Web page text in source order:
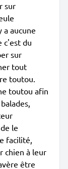
sur
a aucune
c'est du
sur
tout
toutou.
toutou afin
le
facilité,
chien à leur
être